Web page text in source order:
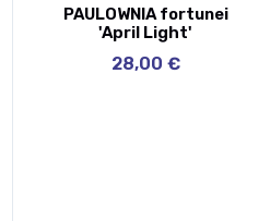
PAULOWNIA fortunei
'April Light'
28,00 €